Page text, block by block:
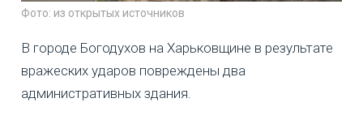
Фото: из открытых источников
В городе Богодухов на Харьковщине в результате
вражеских ударов повреждены два
административных здания.